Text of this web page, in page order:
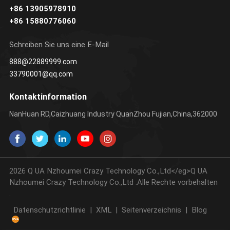
SIE
+86 13905978910
+86 15880776060
Schreiben Sie uns eine E-Mail
888@22889999.com
33790001@qq.com
Kontaktinformation
NanHuan RD,Caizhuang Industry QuanZhou Fujian,China,362000
2026 Q UA Nzhoumei Crazy Technology Co.,Ltd</eg>Q UA
Nzhoumei Crazy Technology Co.,Ltd .Alle Rechte vorbehalten
Datenschutzrichtlinie | XML | Seitenverzeichnis | Blog